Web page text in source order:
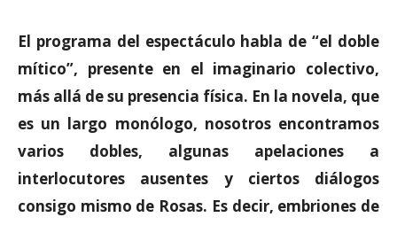
El programa del espectáculo habla de “el doble
mítico”, presente en el imaginario colectivo,
más allá de su presencia física. En la novela, que
es un largo monólogo, nosotros encontramos
varios dobles, algunas apelaciones a
interlocutores ausentes y ciertos diálogos
consigo mismo de Rosas. Es decir, embriones de